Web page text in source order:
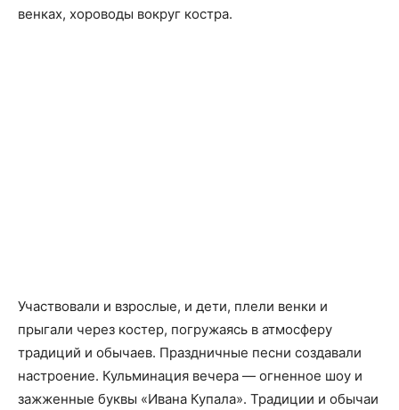
венках, хороводы вокруг костра.
Участвовали и взрослые, и дети, плели венки и
прыгали через костер, погружаясь в атмосферу
традиций и обычаев. Праздничные песни создавали
настроение. Кульминация вечера — огненное шоу и
зажженные буквы «Ивана Купала». Традиции и обычаи